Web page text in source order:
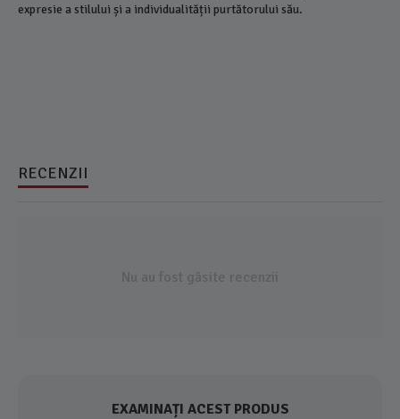
expresie a stilului și a individualității purtătorului său.
RECENZII
Nu au fost găsite recenzii
EXAMINAȚI ACEST PRODUS